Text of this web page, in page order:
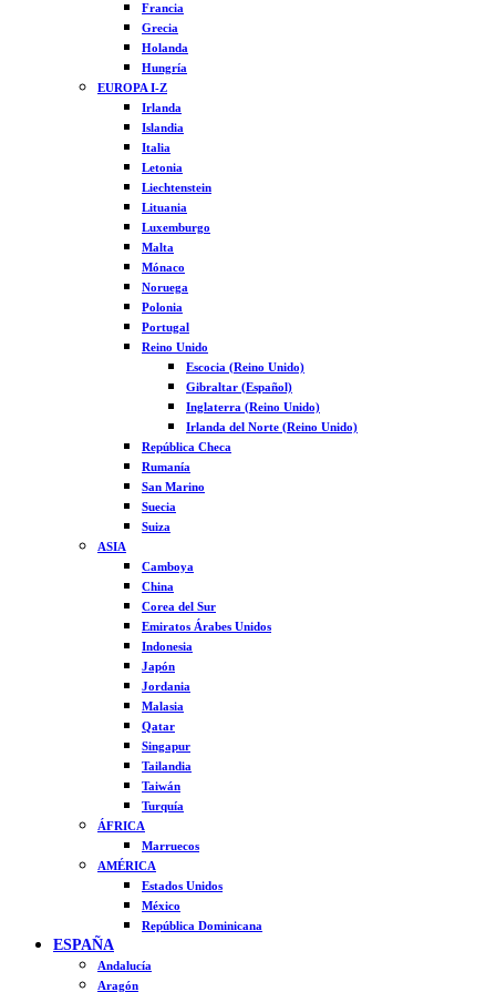
Francia
Grecia
Holanda
Hungría
EUROPA I-Z
Irlanda
Islandia
Italia
Letonia
Liechtenstein
Lituania
Luxemburgo
Malta
Mónaco
Noruega
Polonia
Portugal
Reino Unido
Escocia (Reino Unido)
Gibraltar (Español)
Inglaterra (Reino Unido)
Irlanda del Norte (Reino Unido)
República Checa
Rumanía
San Marino
Suecia
Suiza
ASIA
Camboya
China
Corea del Sur
Emiratos Árabes Unidos
Indonesia
Japón
Jordania
Malasia
Qatar
Singapur
Tailandia
Taiwán
Turquía
ÁFRICA
Marruecos
AMÉRICA
Estados Unidos
México
República Dominicana
ESPAÑA
Andalucía
Aragón